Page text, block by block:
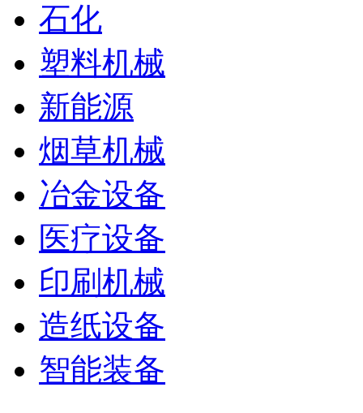
石化
塑料机械
新能源
烟草机械
冶金设备
医疗设备
印刷机械
造纸设备
智能装备